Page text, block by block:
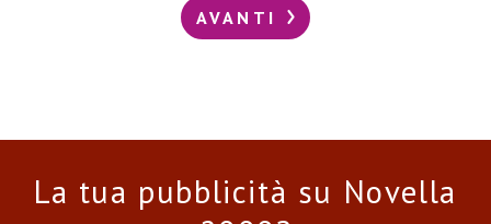
AVANTI
La tua pubblicità su Novella